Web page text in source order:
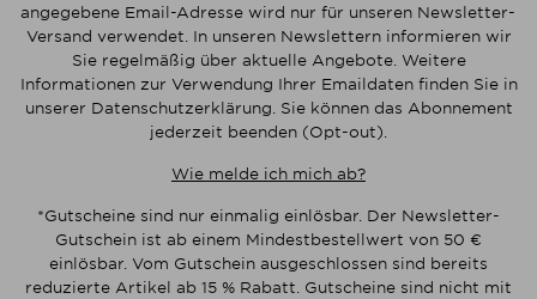
angegebene Email-Adresse wird nur für unseren Newsletter-
Versand verwendet. In unseren Newslettern informieren wir
Sie regelmäßig über aktuelle Angebote. Weitere
Informationen zur Verwendung Ihrer Emaildaten finden Sie in
unserer Datenschutzerklärung. Sie können das Abonnement
jederzeit beenden (Opt-out).
Wie melde ich mich ab?
*Gutscheine sind nur einmalig einlösbar. Der Newsletter-
Gutschein ist ab einem Mindestbestellwert von 50 €
einlösbar. Vom Gutschein ausgeschlossen sind bereits
reduzierte Artikel ab 15 % Rabatt. Gutscheine sind nicht mit